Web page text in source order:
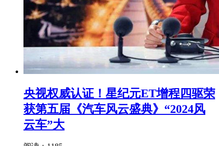
央视权威认证！星纪元ET增程四驱荣
获第五届《汽车风云盛典》“2024风
云车”大